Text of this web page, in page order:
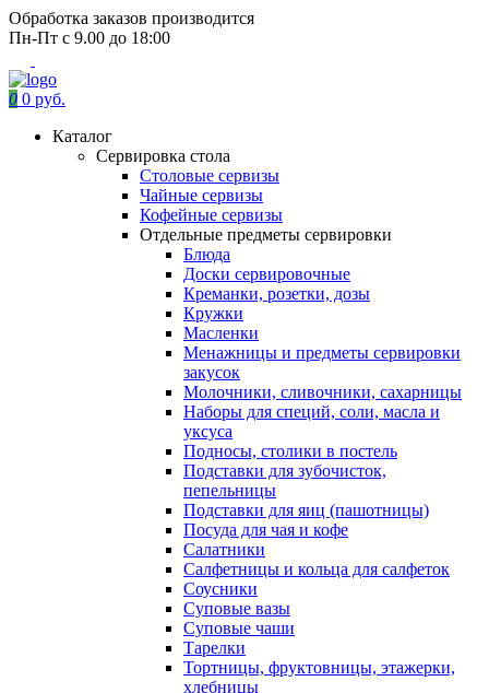
Обработка заказов производится
Пн-Пт с 9.00 до 18:00
0 0 руб.
Каталог
Сервировка стола
Столовые сервизы
Чайные сервизы
Кофейные сервизы
Отдельные предметы сервировки
Блюда
Доски сервировочные
Креманки, розетки, дозы
Кружки
Масленки
Менажницы и предметы сервировки
закусок
Молочники, сливочники, сахарницы
Наборы для специй, соли, масла и
уксуса
Подносы, столики в постель
Подставки для зубочисток,
пепельницы
Подставки для яиц (пашотницы)
Посуда для чая и кофе
Салатники
Салфетницы и кольца для салфеток
Соусники
Суповые вазы
Суповые чаши
Тарелки
Тортницы, фруктовницы, этажерки,
хлебницы